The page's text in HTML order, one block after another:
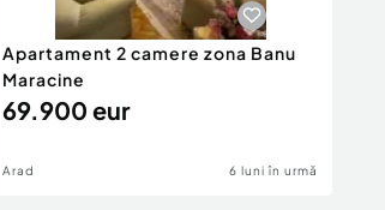
Apartament 2 camere zona Banu
Maracine
69.900 eur
Arad 6 luni în urmă